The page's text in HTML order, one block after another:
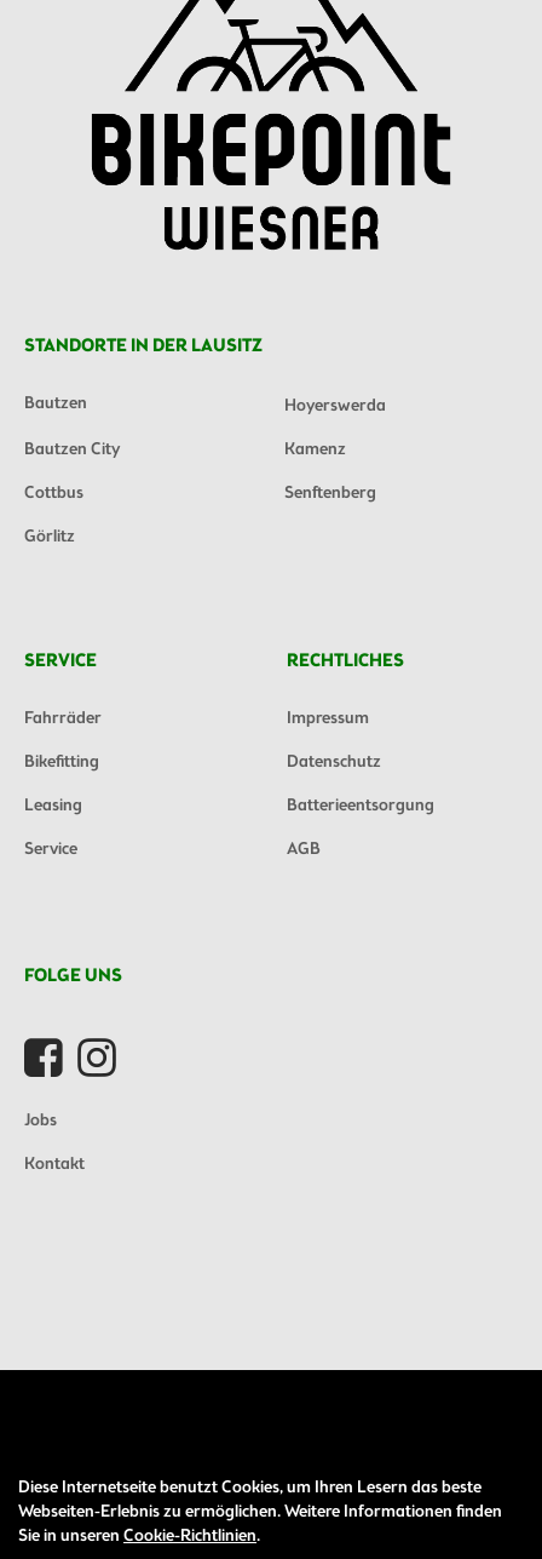
STANDORTE IN DER LAUSITZ
Bautzen
Hoyerswerda
Bautzen City
Kamenz
Cottbus
Senftenberg
Görlitz
SERVICE
Fahrräder
Bikefitting
Leasing
Service
RECHTLICHES
Impressum
Datenschutz
Batterieentsorgung
AGB
FOLGE UNS
Jobs
Kontakt
Diese Internetseite benutzt Cookies, um Ihren Lesern das beste
Webseiten-Erlebnis zu ermöglichen. Weitere Informationen finden
Sie in unseren Cookie-Richtlinien.
Auftrag widerrufen